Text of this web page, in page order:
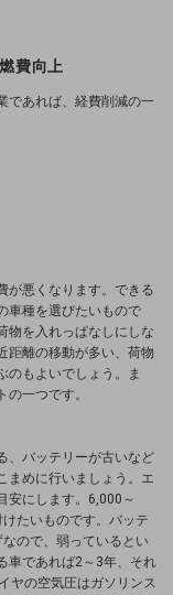
費向上
であれば、経費削減の一
が悪くなります。できる
車種を選びたいもので
物を入れっぱなしにしな
距離の移動が多い、荷物
のもよいでしょう。ま
一つです。
、バッテリーが古いなど
まめに行いましょう。エ
安にします。6,000～
たいものです。バッテ
ので、弱っているとい
車であれば2～3年、それ
ヤの空気圧はガソリンス